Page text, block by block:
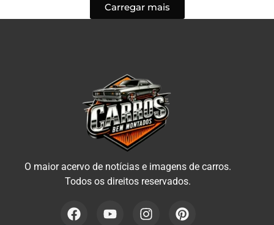
Carregar mais
O maior acervo de notícias e imagens de carros.
Todos os direitos reservados.